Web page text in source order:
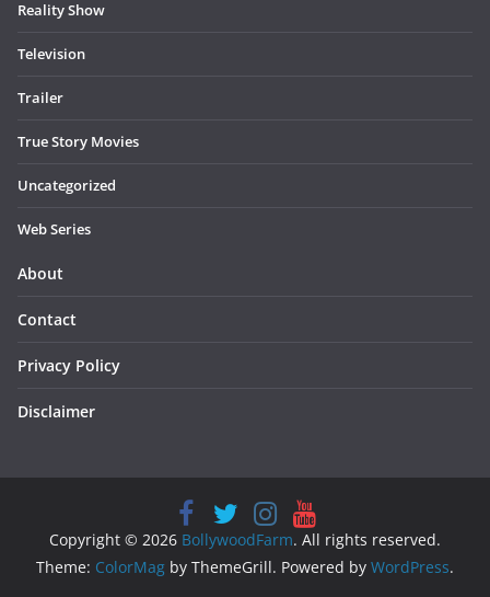
Reality Show
Television
Trailer
True Story Movies
Uncategorized
Web Series
About
Contact
Privacy Policy
Disclaimer
Copyright © 2026 BollywoodFarm. All rights reserved.
Theme: ColorMag by ThemeGrill. Powered by WordPress.